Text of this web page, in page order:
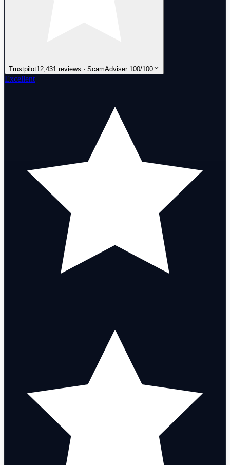
Trustpilot12,431 reviews · ScamAdviser 100/100
Excellent